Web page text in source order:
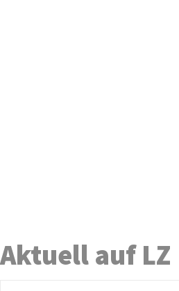
Aktuell auf LZ